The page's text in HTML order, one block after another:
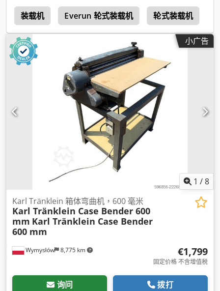
装载机 Everun 轮式装载机 轮式装载机
小广告
1 /8
Wymysłów 8,775 km
Karl Tränklein 箱体弯曲机，600 毫米
Karl Tränklein Case Bender 600
mm Karl Tränklein Case Bender
600 mm
€1,799
固定价格 不含增值税
询问 拨打